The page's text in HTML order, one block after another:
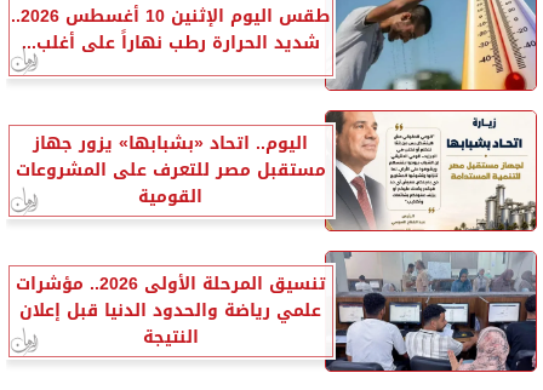
طقس اليوم الإثنين 10 أغسطس 2026..
شديد الحرارة رطب نهاراً على أغلب...
اليوم.. اتحاد «بشبابها» يزور جهاز
مستقبل مصر للتعرف على المشروعات
القومية
تنسيق المرحلة الأولى 2026.. مؤشرات
علمي رياضة والحدود الدنيا قبل إعلان
النتيجة